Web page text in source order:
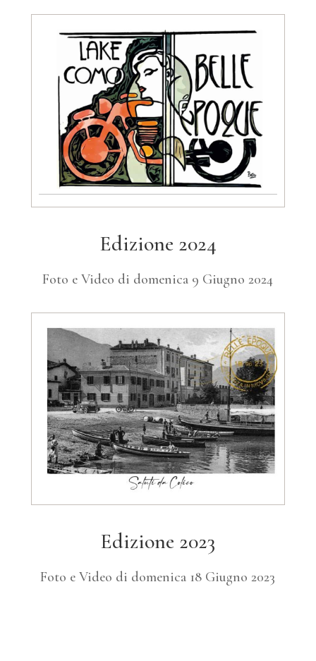
Edizione 2024
Foto e Video di domenica 9 Giugno 2024
Edizione 2023
Foto e Video di domenica 18 Giugno 2023